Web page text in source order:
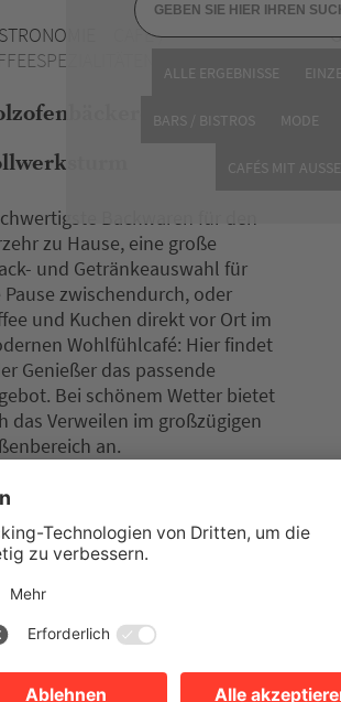
ALLE ERGEBNISSE
BARS / BISTROS MODE
CAFÉS MIT
CAFÉ /
/ BÄCKEREI
Mitterer
Backwaren für den
zu Hause, eine große
und Getränkeauswahl für
Pause zwischendurch, oder
und Kuchen direkt vor Ort im
Wohlfühlcafé: Hier findet
Genießer das passende
Bei schönem Wetter bietet
das Verweilen im großzügigen
an.